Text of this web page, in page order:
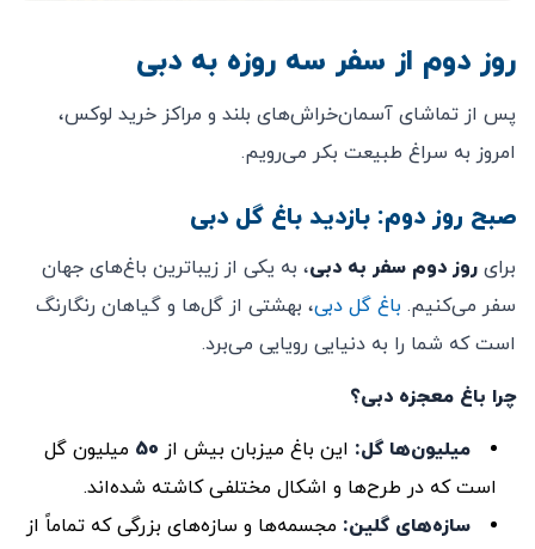
روز دوم از سفر سه روزه به دبی
پس از تماشای آسمان‌خراش‌های بلند و مراکز خرید لوکس،
امروز به سراغ طبیعت بکر می‌رویم.
صبح روز دوم: بازدید باغ گل دبی
برای روز دوم سفر به دبی، به یکی از زیباترین باغ‌های جهان
سفر می‌کنیم. باغ گل دبی، بهشتی از گل‌ها و گیاهان رنگارنگ
است که شما را به دنیایی رویایی می‌برد.
چرا باغ معجزه دبی؟
میلیون‌ها گل: این باغ میزبان بیش از 50 میلیون گل
است که در طرح‌ها و اشکال مختلفی کاشته شده‌اند.
سازه‌های گلین: مجسمه‌ها و سازه‌های بزرگی که تماماً از